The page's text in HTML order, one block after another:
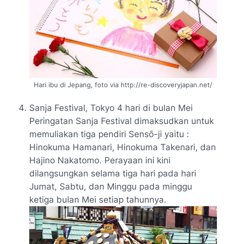
Hari ibu di Jepang, foto via http://re-discoveryjapan.net/
Sanja Festival, Tokyo 4 hari di bulan Mei
Peringatan Sanja Festival dimaksudkan untuk
memuliakan tiga pendiri Sensō-ji yaitu :
Hinokuma Hamanari, Hinokuma Takenari, dan
Hajino Nakatomo. Perayaan ini kini
dilangsungkan selama tiga hari pada hari
Jumat, Sabtu, dan Minggu pada minggu
ketiga bulan Mei setiap tahunnya.